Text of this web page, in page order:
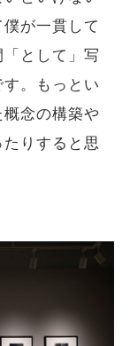
が一貫して
として」写
。もっとい
念の構築や
りすると思